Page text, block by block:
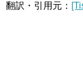
翻訳・引用元：